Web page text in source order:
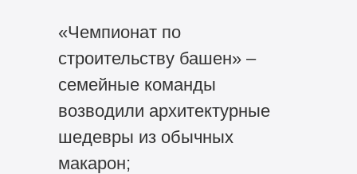
«Чемпионат по
строительству башен» –
семейные команды
возводили архитектурные
шедевры из обычных
макарон;